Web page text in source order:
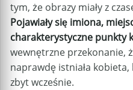
tym, że obrazy miały z
Pojawiały się imiona,
charakterystyczne punkty
wewnętrzne przekonanie,
naprawdę istniała kobieta,
zbyt wcześnie.